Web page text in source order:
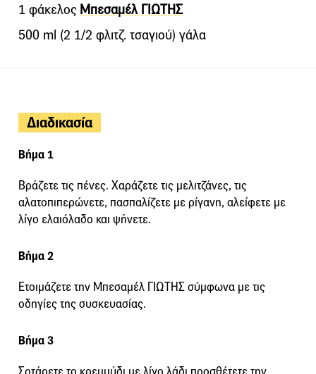
1 φάκελος Μπεσαμέλ ΓΙΩΤΗΣ
500 ml (2 1/2 φλιτζ. τσαγιού) γάλα
Διαδικασία
Βήμα 1
Βράζετε τις πένες. Χαράζετε τις μελιτζάνες, τις
αλατοπιπερώνετε, πασπαλίζετε με ρίγανη, αλείφετε με
λίγο ελαιόλαδο και ψήνετε.
Βήμα 2
Ετοιμάζετε την Μπεσαμέλ ΓΙΩΤΗΣ σύμφωνα με τις
οδηγίες της συσκευασίας.
Βήμα 3